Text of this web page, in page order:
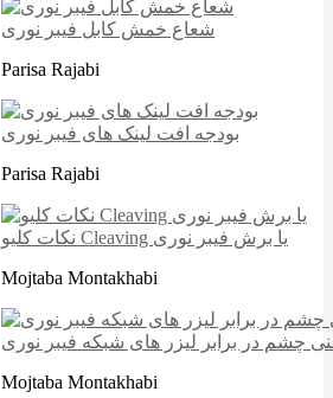
شعاع خمش کابل فیبر نوری
Parisa Rajabi
بودجه افت لینک های فیبر نوری
Parisa Rajabi
نکات کلیو Cleaving یا برش فیبر نوری
Mojtaba Montakhabi
چشم در برابر لیزر های شبکه فیبر نوری
Mojtaba Montakhabi